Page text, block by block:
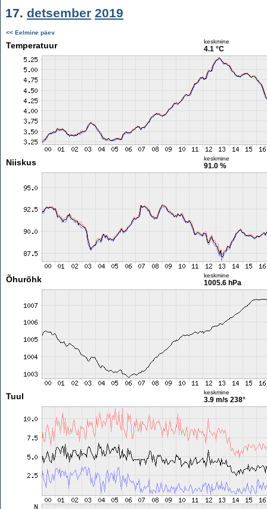
17. detsember 2019
<< Eelmine päev
Temperatuur keskmine
4.1 °C
Niiskus keskmine
91.0 %
Õhurõhk keskmine
1005.6 hPa
Tuul keskmine
3.9 m/s 238°